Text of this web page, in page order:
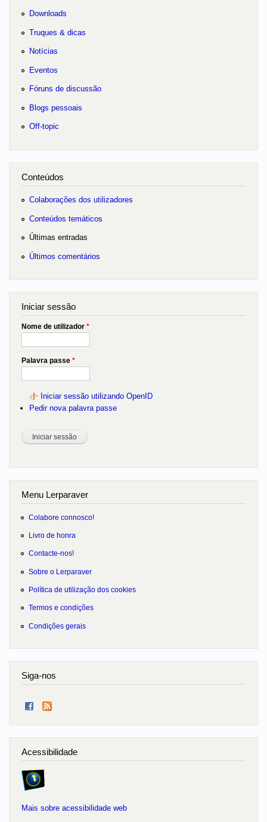
Downloads
Truques & dicas
Notícias
Eventos
Fóruns de discussão
Blogs pessoais
Off-topic
Conteúdos
Colaborações dos utilizadores
Conteúdos temáticos
Últimas entradas
Últimos comentários
Iniciar sessão
Nome de utilizador *
Palavra passe *
Iniciar sessão utilizando OpenID
Pedir nova palavra passe
Menu Lerparaver
Colabore connosco!
Livro de honra
Contacte-nos!
Sobre o Lerparaver
Política de utilização dos cookies
Termos e condições
Condições gerais
Siga-nos
Acessibilidade
Mais sobre acessibilidade web